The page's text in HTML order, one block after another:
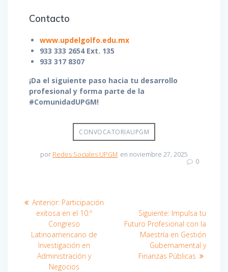
Contacto
www.updelgolfo.edu.mx
933 333 2654 Ext. 135
933 317 8307
¡Da el siguiente paso hacia tu desarrollo
profesional y forma parte de la
#ComunidadUPGM!
CONVOCATORIAUPGM
por Redes Sociales UPGM en noviembre 27, 2025
0
Navegación
entradas
Anterior: Entrada
anterior:
Participación
exitosa en el 10.º
Congreso
Latinoamericano de
Investigación en
Administración y
Negocios
Siguiente: Entrada
siguiente:
Impulsa tu
Futuro Profesional con la
Maestría en Gestión
Gubernamental y
Finanzas Públicas